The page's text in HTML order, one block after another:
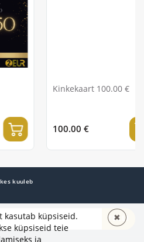
Kinkekaart 100.00 €
100.00 €
kuuleb
TELLI
kasutab küpsiseid.
küpsiseid teie
ja
✖